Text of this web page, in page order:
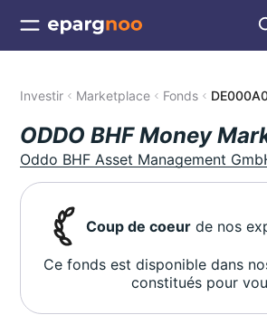
Investir Marketplace Fonds
ODDO BHF Money
Oddo BHF Asset Management
Coup de coeur de nos
Ce fonds est disponible dans
constitués pour